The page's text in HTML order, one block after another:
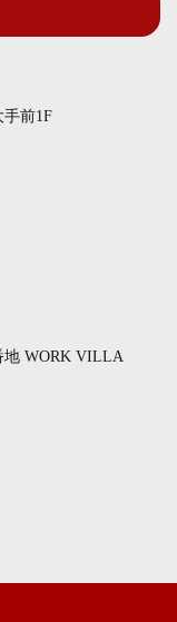
手前1F
地 WORK VILLA